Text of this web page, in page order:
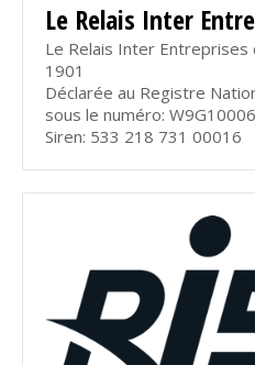
Le Relais Inter
Le Relais Inter Entreprises
1901
Déclarée au Registre
sous le numéro:
Siren: 533 218 731 00016